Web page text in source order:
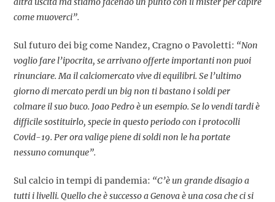
come muoverci”.
Sul futuro dei big come Nandez, Cragno o Pavoletti: “Non
voglio fare l’ipocrita, se arrivano offerte importanti non puoi
rinunciare. Ma il calciomercato vive di equilibri. Se l’ultimo
giorno di mercato perdi un big non ti bastano i soldi per
colmare il suo buco. Joao Pedro è un esempio. Se lo vendi tardi è
difficile sostituirlo, specie in questo periodo con i protocolli
Covid-19. Per ora valige piene di soldi non le ha portate
nessuno comunque”.
Sul calcio in tempi di pandemia: “C’è un grande disagio a
tutti i livelli. Quello che è successo a Genova è una cosa che ci si